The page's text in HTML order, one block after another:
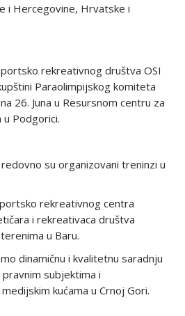
i Hercegovine, Hrvatske i
rekreativnog društva OSI
Paraolimpijskog komiteta
26. Juna u Resursnom centru za
Podgorici.
su organizovani treninzi u
rekreativnog centra
i rekreativaca društva
u Baru.
dinamičnu i kvalitetnu saradnju
subjektima i
kućama u Crnoj Gori.